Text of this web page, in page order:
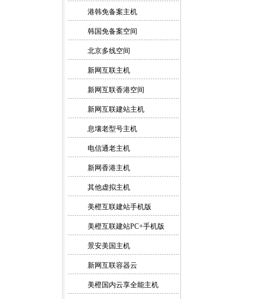
港韩免备案主机
韩国免备案空间
北京多线空间
新网互联主机
新网互联香港空间
新网互联建站主机
息壤老型号主机
电信通老主机
新网香港主机
其他虚拟主机
美橙互联建站手机版
美橙互联建站PC+手机版
景安美国主机
新网互联容器云
美橙国内云享全能主机